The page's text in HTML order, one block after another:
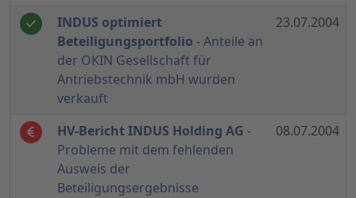
INDUS optimiert
Beteiligungsportfolio - Anteile an
der OKIN Gesellschaft für
Antriebstechnik mbH wurden
verkauft
23.07.2004
HV-Bericht INDUS Holding AG -
Probleme mit dem fehlenden
Ausweis der
Beteiligungsergebnisse
08.07.2004